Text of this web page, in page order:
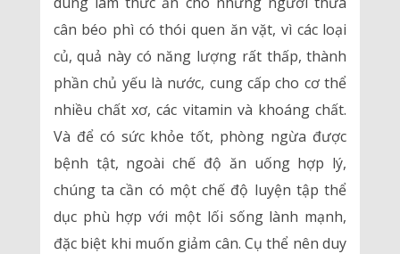
cân béo phì có thói quen ăn vặt, vì các loại
củ, quả này có năng lượng rất thấp, thành
phần chủ yếu là nước, cung cấp cho cơ thể
nhiều chất xơ, các vitamin và khoáng chất.
Và để có sức khỏe tốt, phòng ngừa được
bệnh tật, ngoài chế độ ăn uống hợp lý,
chúng ta cần có một chế độ luyện tập thể
dục phù hợp với một lối sống lành mạnh,
đặc biệt khi muốn giảm cân. Cụ thể nên duy